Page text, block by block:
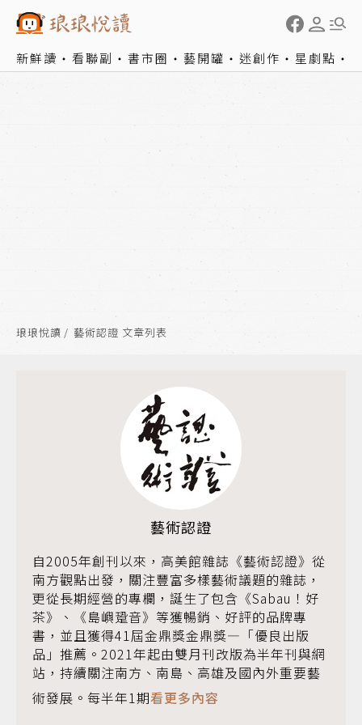
新鮮讀 看聯副 書市圈 藝開罐 迷創作 星劇點
琅琅悅讀 藝術認證 文章列表
藝術認證
自2005年創刊以來，高美館雜誌《藝術認證》從
南方觀點出發，關注豐富多樣藝術議題的雜誌，
更從長期經營的專欄，誕生了包含《Sabau！好
茶》、《島嶼跫音》等獲暢銷、好評的品牌專
書，並且獲得41屆金鼎獎金鼎獎—「優良出版
品」推薦。2021年起由雙月刊改版為半年刊與網
站，持續關注南方、南島、高雄及國內外重要藝
術發展。每半年1期看更多內容